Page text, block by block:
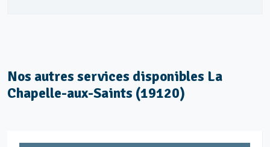
Nos autres services disponibles La
Chapelle-aux-Saints (19120)